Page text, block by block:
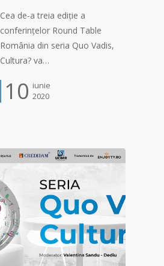
Cea de-a treia ediție a
conferințelor Round Table
România din seria Quo Vadis,
Cultura? va…
10 iunie
2020